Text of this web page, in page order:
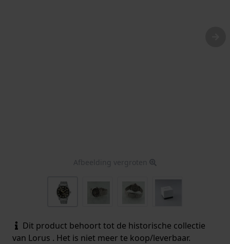
Afbeelding vergroten
Dit product behoort tot de historische collectie
van Lorus . Het is niet meer te koop/leverbaar.